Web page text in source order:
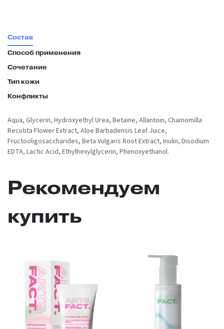
Состав
Способ применения
Сочетание
Тип кожи
Конфликты
Aqua, Glycerin, Hydroxyethyl Urea, Betaine, Allantoin, Chamomilla
Recutita Flower Extract, Aloe Barbadensis Leaf Juice,
Fructooligosaccharides, Beta Vulgaris Root Extract, Inulin, Disodium
EDTA, Lactic Acid, Ethylhexylglycerin, Phenoxyethanol.
Рекомендуем
купить